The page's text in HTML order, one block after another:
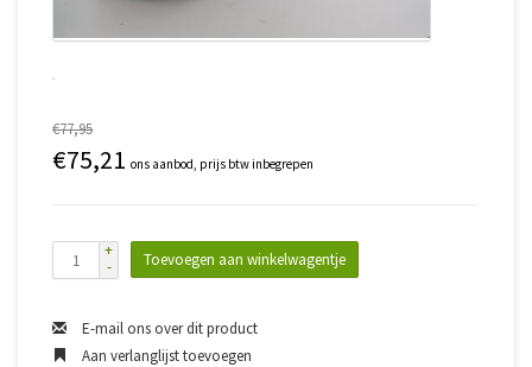
€77,95
€75,21 ons aanbod, prijs btw inbegrepen
+
-
Toevoegen aan winkelwagentje
E-mail ons over dit product
Aan verlanglijst toevoegen